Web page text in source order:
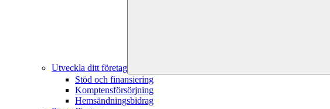
Utveckla ditt företag
Stöd och finansiering
Komptensförsörjning
Hemsändningsbidrag